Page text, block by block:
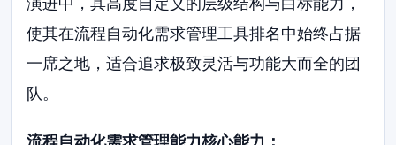
使其在流程自动化需求管理工具排名中始终占据
一席之地，适合追求极致灵活与功能大而全的团
队。
流程自动化需求管理能力核心能力：